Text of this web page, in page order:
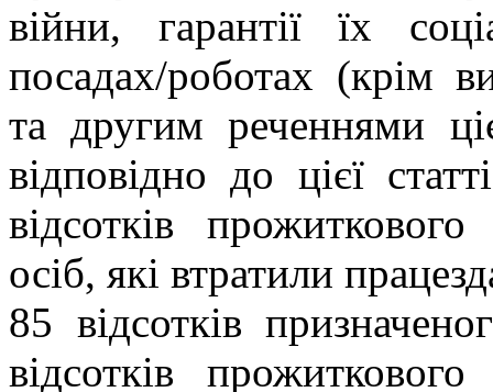
війни, гарантії їх
посадах/роботах (крім
та другим реченнями
відповідно до цієї
відсотків
осіб, які втратили
85 відсотків
відсотків